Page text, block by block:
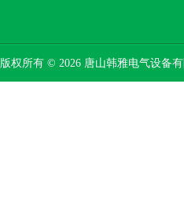
版权所有 © 2026 唐山韩雅电气设备